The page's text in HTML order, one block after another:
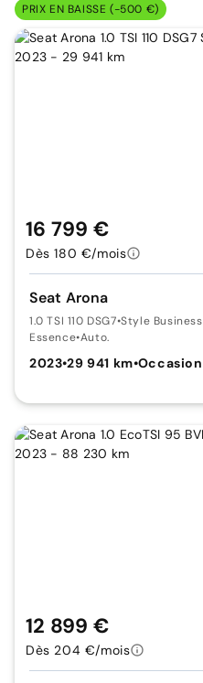
PRIX EN BAISSE (-500 €)
Seat Arona
1.0 TSI 110 DSG7•Style Business
Essence•Auto.
2023•29 941 km•Occasion
16 799 €
Dès 180 €/mois
12 899 €
Dès 204 €/mois